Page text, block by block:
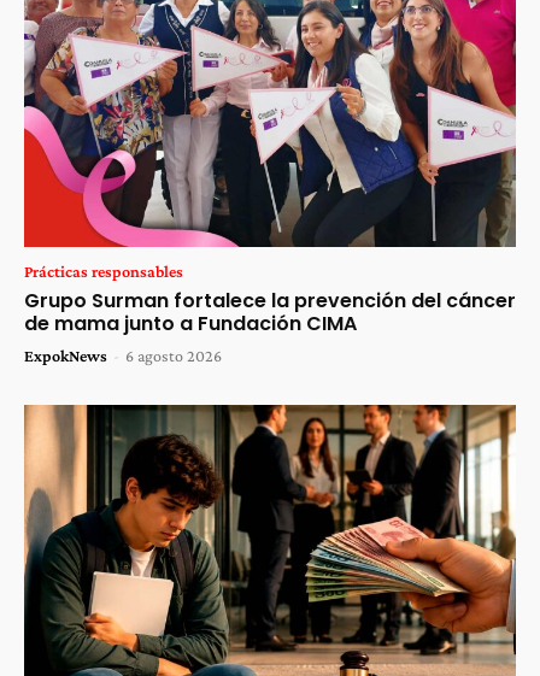
Prácticas responsables
Grupo Surman fortalece la prevención del cáncer
de mama junto a Fundación CIMA
ExpokNews - 6 agosto 2026